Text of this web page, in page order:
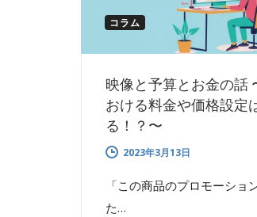
コラム
映像と予算とお金の話
おける料金や価格設定
る！？〜
2023年3月13日
「この商品のプロモーショ
た…